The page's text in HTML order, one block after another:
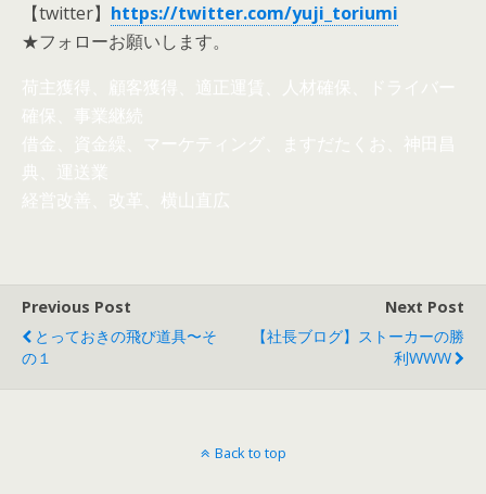
【twitter】 https://twitter.com/yuji_toriumi
★フォローお願いします。
荷主獲得、顧客獲得、適正運賃、人材確保、ドライバー
確保、事業継続
借金、資金繰、マーケティング、ますだたくお、神田昌
典、運送業
経営改善、改革、横山直広
Previous Post
とっておきの飛び道具〜そ
の１
Next Post
【社長ブログ】ストーカーの勝
利WWW
Back to top